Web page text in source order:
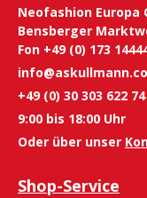
Neofashion Europa
Bensberger
Fon +49 (0) 173
+49 (0) 30 303 622 74
9:00 bis 18:00 Uhr
Oder über unser
Shop-Service